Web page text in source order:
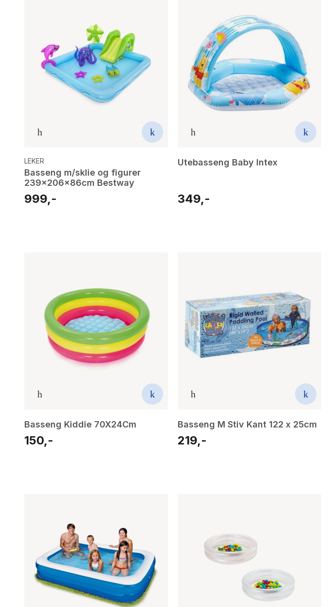
LEKER
Basseng m/sklie og figurer
239x206x86cm Bestway
999,-
Utebasseng Baby Intex
349,-
Basseng Kiddie 70X24Cm
150,-
Basseng M Stiv Kant 122 x 25cm
219,-